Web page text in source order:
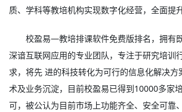
质、学科等教培机构实现数字化经营，全面提
校盈易—教培排课软件免费版排名，拥有
深谙互联网应用的专业团队，专注于研究培训
求，将先 进的科技转化为可行的信息化解决方
术及业务沉淀，目前校盈易已得到10000多家
可，被公认为目前市场上功能齐全、安全可靠